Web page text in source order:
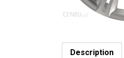
Description